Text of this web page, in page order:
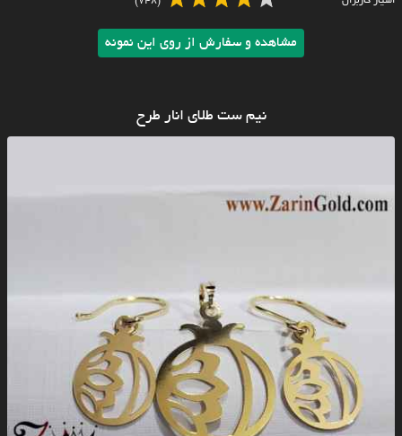
مشاهده و سفارش از روی این نمونه
نیم ست طلای انار طرح